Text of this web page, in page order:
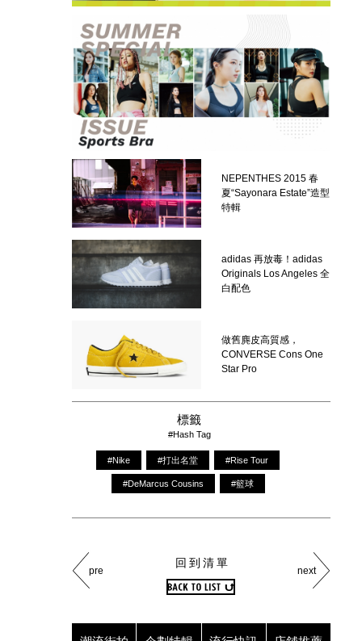
NEPENTHES 2015 春
夏“Sayonara Estate”造型
特輯
adidas 再放毒！adidas
Originals Los Angeles 全
白配色
做舊麂皮高質感，
CONVERSE Cons One
Star Pro
標籤
#Hash Tag
#Nike #打出名堂 #Rise Tour
#DeMarcus Cousins #籃球
pre next
回到清單